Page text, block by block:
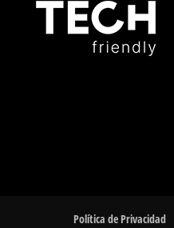
Política de Privacidad